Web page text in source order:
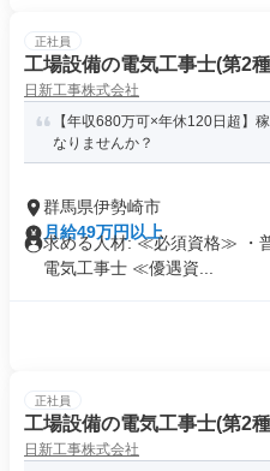
正社員
工場設備の電気工事士(第2
日新工事株式会社
【年収680万可×年休120日超】
なりませんか？
群馬県伊勢崎市
月給49万円以上
求める人材: ≪必須資格≫ ・
電気工事士 ≪優遇資...
正社員
工場設備の電気工事士(第2
日新工事株式会社